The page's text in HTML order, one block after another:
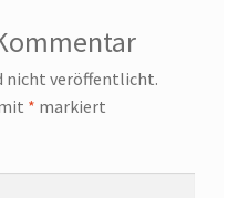
nicht veröffentlicht.
* markiert